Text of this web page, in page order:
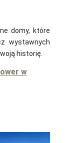
domy, które
wystawnych
historię.
w